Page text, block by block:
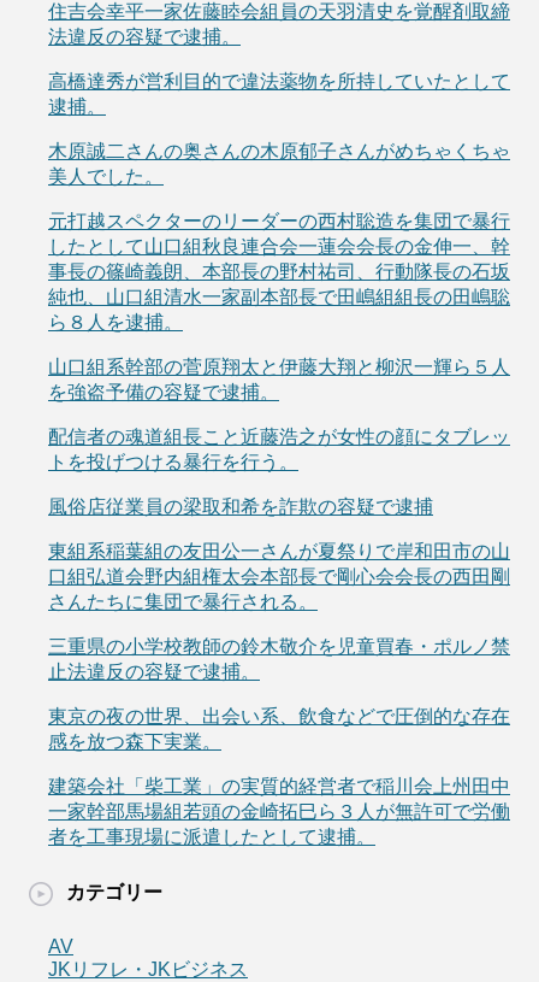
住吉会幸平一家佐藤睦会組員の天羽清史を覚醒剤取締
法違反の容疑で逮捕。
高橋達秀が営利目的で違法薬物を所持していたとして
逮捕。
木原誠二さんの奥さんの木原郁子さんがめちゃくちゃ
美人でした。
元打越スペクターのリーダーの西村聡造を集団で暴行
したとして山口組秋良連合会一蓮会会長の金伸一、幹
事長の篠崎義朗、本部長の野村祐司、行動隊長の石坂
純也、山口組清水一家副本部長で田嶋組組長の田嶋聡
ら８人を逮捕。
山口組系幹部の菅原翔太と伊藤大翔と柳沢一輝ら５人
を強盗予備の容疑で逮捕。
配信者の魂道組長こと近藤浩之が女性の顔にタブレッ
トを投げつける暴行を行う。
風俗店従業員の梁取和希を詐欺の容疑で逮捕
東組系稲葉組の友田公一さんが夏祭りで岸和田市の山
口組弘道会野内組権太会本部長で剛心会会長の西田剛
さんたちに集団で暴行される。
三重県の小学校教師の鈴木敬介を児童買春・ポルノ禁
止法違反の容疑で逮捕。
東京の夜の世界、出会い系、飲食などで圧倒的な存在
感を放つ森下実業。
建築会社「柴工業」の実質的経営者で稲川会上州田中
一家幹部馬場組若頭の金崎拓巳ら３人が無許可で労働
者を工事現場に派遣したとして逮捕。
カテゴリー
AV
JKリフレ・JKビジネス